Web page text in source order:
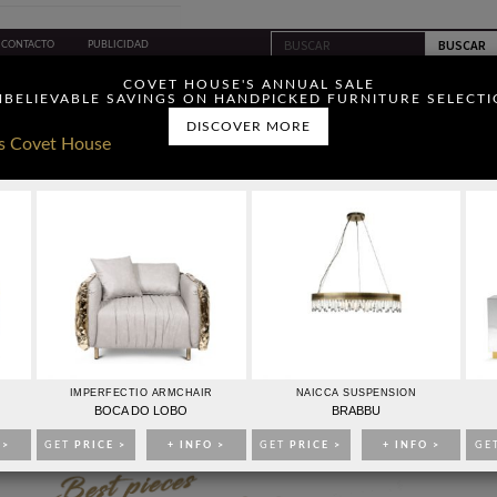
COVET HOUSE'S ANNUAL SALE
SAVINGS ON HANDPICKED FURNITURE
DISCOVER MORE
IMPERFECTIO ARMCHAIR
BOCA DO LOBO
GET PRICE > + INFO >
NAICCA SUSPENSION
BRABBU
GET PRICE > + INFO >
CONTACTO PUBLICIDAD
TIENDA
GARCIA LO MEJOR INTERIORISMO DE LUJO